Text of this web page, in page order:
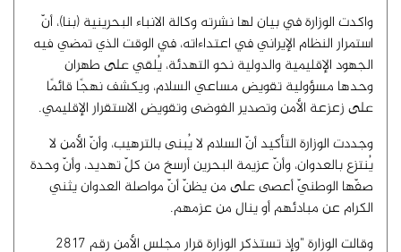
واكدت الوزارة في بيان لها نشرته وكالة الانباء البحرينية (بنا)، أنّ
استمرار النظام الإيراني في اعتداءاته، في الوقت الذي تمضي فيه
الجهود الإقليمية والدولية نحو التهدئة، يُلقي على طهران
وحدها مسؤولية تقويض مساعي السلام، ويكشف نهجًا قائمًا
على زعزعة الأمن وتصدير الفوضى وتقويض الاستقرار الإقليمي.
وجددت الوزارة التأكيد أنّ السلام لا يُبنى بالترهيب، وأنّ الأمن لا
يُنتزع بالعدوان، وأنّ عزيمة البحرين أرسخ من كلّ تهديد، وأنّ وحدة
صفّها الوطنيّ أعصى على من يظنّ أنّ مواصلة العدوان يثني
الكرام عن مبادئهم أو ينال من عزمهم.
وقالت الوزارة "وإذ تستذكر الوزارة قرار مجلس الأمن رقم 2817